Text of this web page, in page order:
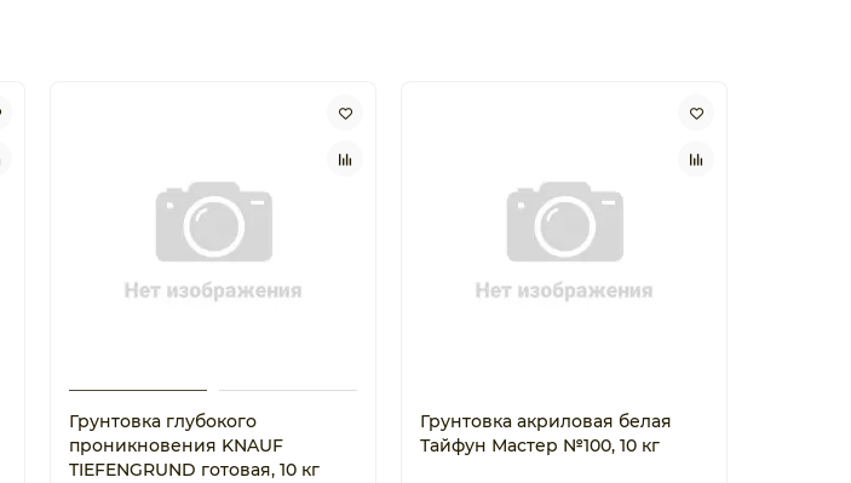
Грунтовка глубокого
проникновения KNAUF
TIEFENGRUND готовая, 10 кг
Грунтовка акриловая белая
Тайфун Мастер №100, 10 кг